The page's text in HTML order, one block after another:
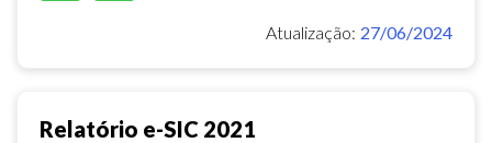
Atualização: 27/06/2024
Relatório e-SIC 2021